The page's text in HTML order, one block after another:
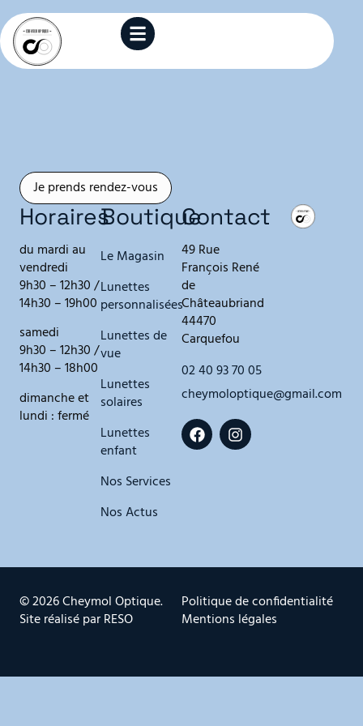
Je prends rendez-vous
Horaires
du mardi au
vendredi
9h30 – 12h30 /
14h30 – 19h00
samedi
9h30 – 12h30 /
14h30 – 18h00
dimanche et
lundi : fermé
Boutique
Le Magasin
Lunettes
personnalisées
Lunettes de
vue
Lunettes
solaires
Lunettes
enfant
Nos Services
Nos Actus
Contact
49 Rue
François René
de
Châteaubriand
44470
Carquefou
02 40 93 70 05
cheymoloptique@gmail.com
© 2026 Cheymol Optique.
Site réalisé parRESO
Politique de confidentialité
Mentions légales